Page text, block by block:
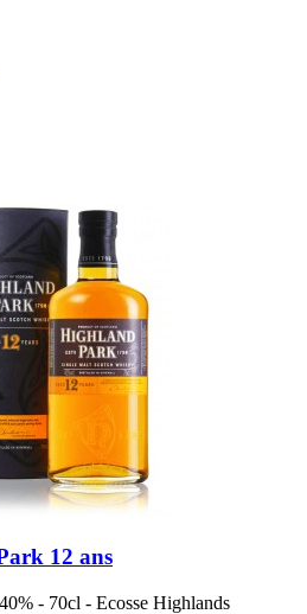
12 ans
- 70cl - Ecosse Highlands